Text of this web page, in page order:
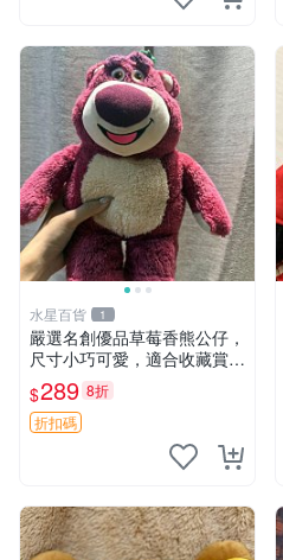
水星百貨 1
嚴選名創優品草莓香熊公仔，
尺寸小巧可愛，適合收藏賞玩
30cm 玩具 公仔 草莓熊
$289 8折
折扣碼